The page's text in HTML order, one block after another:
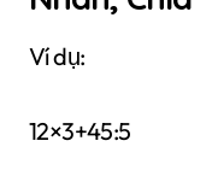
Ví dụ:
12×3+45:5